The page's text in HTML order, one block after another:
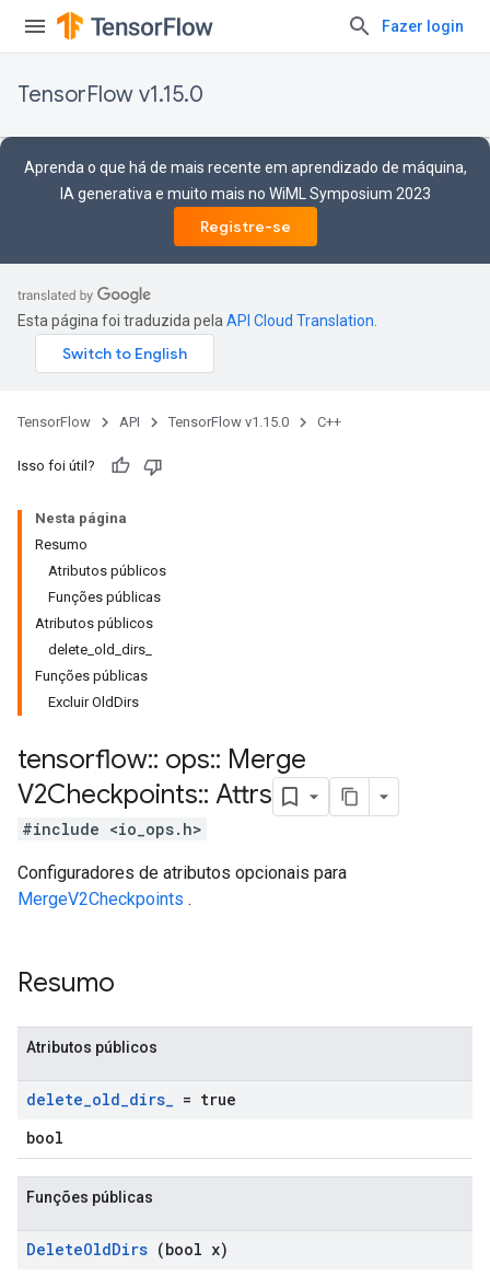
Fazer login
TensorFlow v1.15.0
Aprenda o que há de mais recente em aprendizado de máquina,
IA generativa e muito mais no WiML Symposium 2023
Registre-se
Esta página foi traduzida pela API Cloud Translation
TensorFlow API TensorFlow v1.15.0 C++
Isso foi útil?
Nesta página
Resumo
Atributos públicos
Funções públicas
Atributos públicos
delete_old_dirs_
Funções públicas
Excluir OldDirs
tensorflow:: ops:: Merge
V2Checkpoints:: Attrs
#include <io_ops.h>
Configuradores de atributos opcionais para
MergeV2Checkpoints .
Resumo
Atributos públicos
delete_old_dirs_ = true
bool
Funções públicas
DeleteOldDirs (bool x)